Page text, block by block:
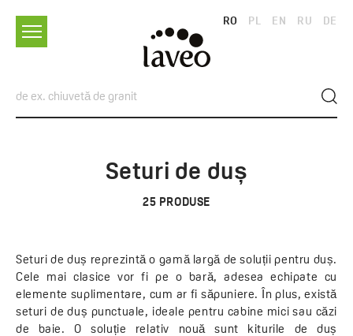
RO PL EN RU DE
Seturi de duș
25 PRODUSE
Seturi de duș reprezintă o gamă largă de soluții pentru duș.
Cele mai clasice vor fi pe o bară, adesea echipate cu
elemente suplimentare, cum ar fi săpuniere. În plus, există
seturi de duș punctuale, ideale pentru cabine mici sau căzi
de baie. O soluție relativ nouă sunt kiturile de duș